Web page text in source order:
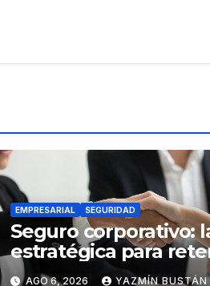
EMPRESARIAL SEGURIDAD
Seguro corporativo:
estratégica para
talento en Ecuador
AGO 6, 2026 YAZMÍN BUSTÁN